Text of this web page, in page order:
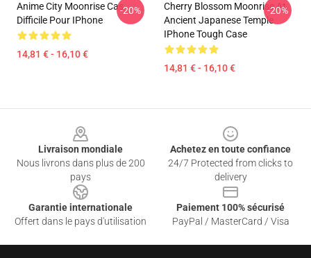
Anime City Moonrise Cas
Difficile Pour IPhone
14,81 € - 16,10 €
-20%
Cherry Blossom Moonrise At
Ancient Japanese Temple
IPhone Tough Case
14,81 € - 16,10 €
-20%
Livraison mondiale
Nous livrons dans plus de 200
pays
Achetez en toute confiance
24/7 Protected from clicks to
delivery
Garantie internationale
Offert dans le pays d'utilisation
Paiement 100% sécurisé
PayPal / MasterCard / Visa